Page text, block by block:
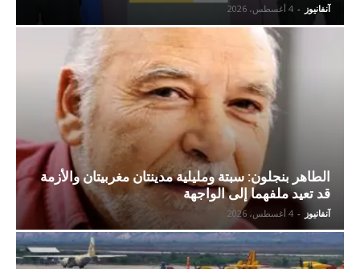
آنفانيوز - 4 أغسطس، 2026
الطاهر بنجلون: سبتة ومليلية مدينتان مغربيتان والأزمة
قد تعيد ملفهما إلى الواجهة
آنفانيوز - 4 أغسطس، 2026